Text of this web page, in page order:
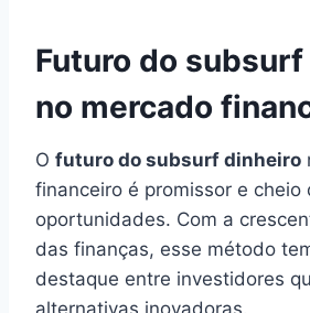
Futuro do
no mercado
O futuro do subsurf dinheiro
financeiro é promissor e cheio
oportunidades. Com a
das finanças, esse método
destaque entre investidores
alternativas inovadoras.